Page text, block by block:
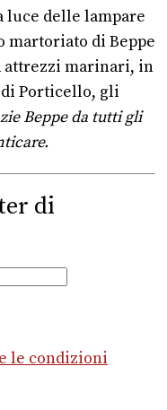
luce delle lampare
di Beppe
attrezzi marinari, in
Porticello, gli
Beppe da tutti gli
di
le condizioni